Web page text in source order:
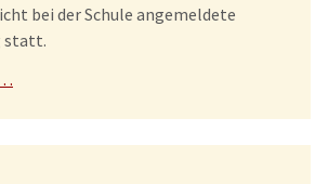
bei der Schule angemeldete
statt.